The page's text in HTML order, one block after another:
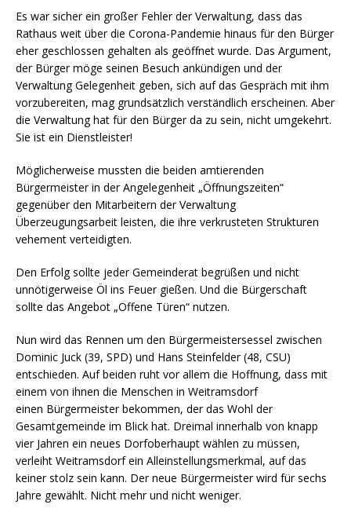
Es war sicher ein großer Fehler der Verwaltung, dass das
Rathaus weit über die Corona-Pandemie hinaus für den Bürger
eher geschlossen gehalten als geöffnet wurde. Das Argument,
der Bürger möge seinen Besuch ankündigen und der
Verwaltung Gelegenheit geben, sich auf das Gespräch mit ihm
vorzubereiten, mag grundsätzlich verständlich erscheinen. Aber
die Verwaltung hat für den Bürger da zu sein, nicht umgekehrt.
Sie ist ein Dienstleister!
Möglicherweise mussten die beiden amtierenden
Bürgermeister in der Angelegenheit „Öffnungszeiten“
gegenüber den Mitarbeitern der Verwaltung
Überzeugungsarbeit leisten, die ihre verkrusteten Strukturen
vehement verteidigten.
Den Erfolg sollte jeder Gemeinderat begrüßen und nicht
unnötigerweise Öl ins Feuer gießen. Und die Bürgerschaft
sollte das Angebot „Offene Türen“ nutzen.
Nun wird das Rennen um den Bürgermeistersessel zwischen
Dominic Juck (39, SPD) und Hans Steinfelder (48, CSU)
entschieden. Auf beiden ruht vor allem die Hoffnung, dass mit
einem von ihnen die Menschen in Weitramsdorf
einen Bürgermeister bekommen, der das Wohl der
Gesamtgemeinde im Blick hat. Dreimal innerhalb von knapp
vier Jahren ein neues Dorfoberhaupt wählen zu müssen,
verleiht Weitramsdorf ein Alleinstellungsmerkmal, auf das
keiner stolz sein kann. Der neue Bürgermeister wird für sechs
Jahre gewählt. Nicht mehr und nicht weniger.